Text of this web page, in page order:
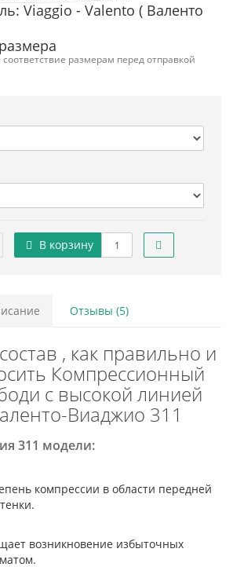
Viaggio - Valento ( Валенто
размерам перед отправкой
В корзину
Отзывы (5)
, как правильно и
Компрессионный
с высокой линией
Виаджио 311
311 модели:
компрессии в области передней
возникновение избыточных